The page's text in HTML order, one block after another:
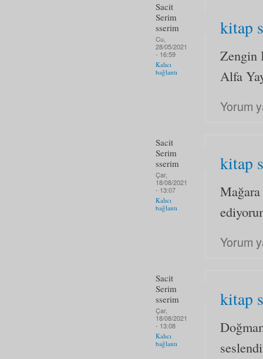
Sacit
Serim
sserim
Cu,
28/05/2021
- 16:59
Kalıcı
bağlantı
kitap
Zengin
Alfa
Yorum
Sacit
Serim
sserim
Çar,
18/08/2021
- 13:07
Kalıcı
bağlantı
kitap
Yorum
Sacit
Serim
sserim
Çar,
18/08/2021
- 13:08
Kalıcı
bağlantı
kitap